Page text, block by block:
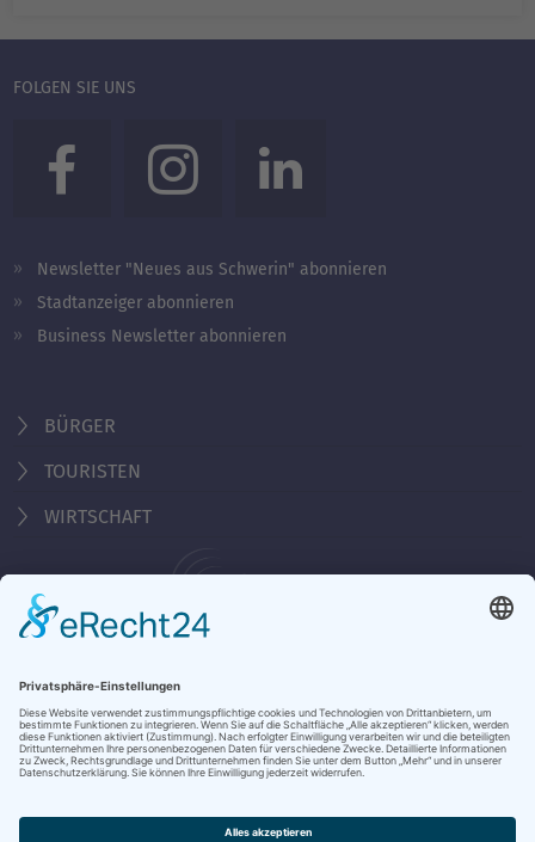
FOLGEN SIE UNS
Newsletter "Neues aus Schwerin" abonnieren
Stadtanzeiger abonnieren
Business Newsletter abonnieren
BÜRGER
TOURISTEN
WIRTSCHAFT
Behördennummer 115
KONTAKT
NOTRUFE & HOTLINES
JOBS
STADTANZEIGER
BROSCHÜREN
PRESSE
DATENSCHUTZ